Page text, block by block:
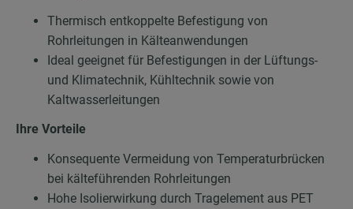
Thermisch entkoppelte Befestigung von
Rohrleitungen in Kälteanwendungen
Ideal geeignet für Befestigungen in der Lüftungs-
und Klimatechnik, Kühltechnik sowie von
Kaltwasserleitungen
Ihre Vorteile
Konsequente Vermeidung von Temperaturbrücken
bei kälteführenden Rohrleitungen
Hohe Isolierwirkung durch Tragelement aus PET